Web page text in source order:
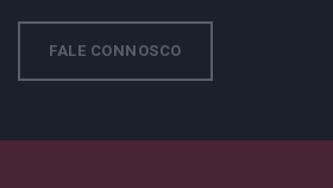
FALE CONNOSCO